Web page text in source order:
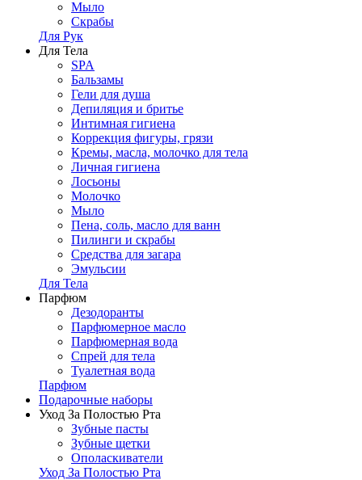
Мыло
Скрабы
Для Рук
Для Тела
SPA
Бальзамы
Гели для душа
Депиляция и бритье
Интимная гигиена
Коррекция фигуры, грязи
Кремы, масла, молочко для тела
Личная гигиена
Лосьоны
Молочко
Мыло
Пена, соль, масло для ванн
Пилинги и скрабы
Средства для загара
Эмульсии
Для Тела
Парфюм
Дезодоранты
Парфюмерное масло
Парфюмерная вода
Спрей для тела
Туалетная вода
Парфюм
Подарочные наборы
Уход За Полостью Рта
Зубные пасты
Зубные щетки
Ополаскиватели
Уход За Полостью Рта